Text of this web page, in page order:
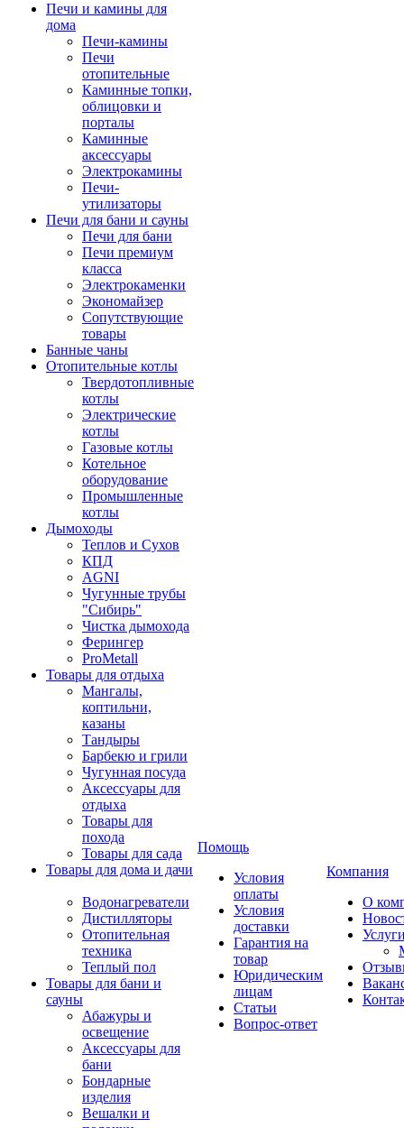
Печи и камины для
дома
Печи-камины
Печи
отопительные
Каминные топки,
облицовки и
порталы
Каминные
аксессуары
Электрокамины
Печи-
утилизаторы
Печи для бани и сауны
Печи для бани
Печи премиум
класса
Электрокаменки
Экономайзер
Сопутствующие
товары
Банные чаны
Отопительные котлы
Твердотопливные
котлы
Электрические
котлы
Газовые котлы
Котельное
оборудование
Промышленные
котлы
Дымоходы
Теплов и Сухов
КПД
AGNI
Чугунные трубы
"Сибирь"
Чистка дымохода
Ферингер
ProMetall
Товары для отдыха
Мангалы,
коптильни,
казаны
Тандыры
Барбекю и грили
Чугунная посуда
Аксессуары для
отдыха
Товары для
похода
Товары для сада
Товары для дома и дачи
Водонагреватели
Дистилляторы
Отопительная
техника
Теплый пол
Товары для бани и
сауны
Абажуры и
освещение
Аксессуары для
бани
Бондарные
изделия
Вешалки и
Помощь
Условия
оплаты
Условия
доставки
Гарантия на
товар
Юридическим
лицам
Статьи
Вопрос-ответ
Компания
О